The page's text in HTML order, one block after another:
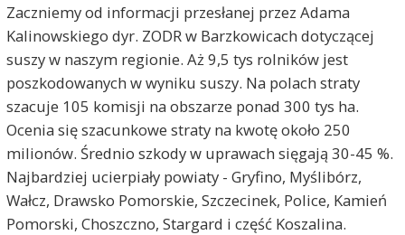
Zaczniemy od informacji przesłanej przez Adama
Kalinowskiego dyr. ZODR w Barzkowicach dotyczącej
suszy w naszym regionie. Aż 9,5 tys rolników jest
poszkodowanych w wyniku suszy. Na polach straty
szacuje 105 komisji na obszarze ponad 300 tys ha.
Ocenia się szacunkowe straty na kwotę około 250
milionów. Średnio szkody w uprawach sięgają 30-45 %.
Najbardziej ucierpiały powiaty - Gryfino, Myślibórz,
Wałcz, Drawsko Pomorskie, Szczecinek, Police, Kamień
Pomorski, Choszczno, Stargard i część Koszalina.